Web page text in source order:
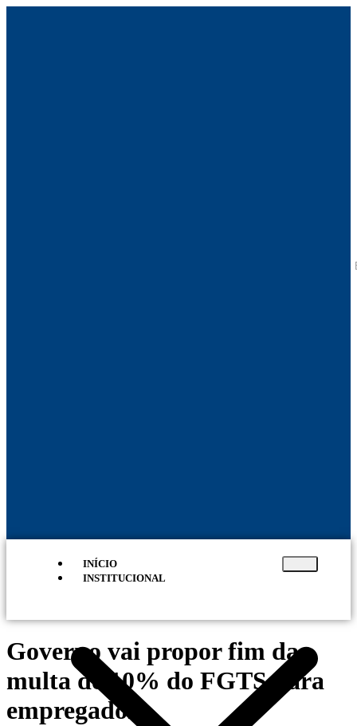
INÍCIO
INSTITUCIONAL
Governo vai propor fim da
multa de 10% do FGTS para
empregador